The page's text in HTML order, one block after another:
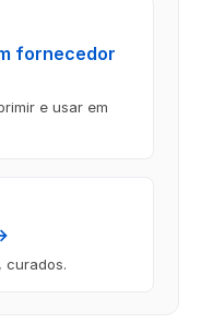
fornecedor
e usar em
curados.